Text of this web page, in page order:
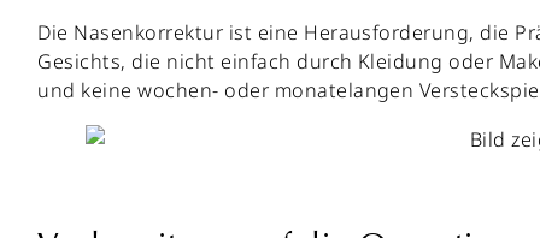
Die Nasenkorrektur ist eine Herausforderung, die
Gesichts, die nicht einfach durch Kleidung oder
und keine wochen- oder monatelangen